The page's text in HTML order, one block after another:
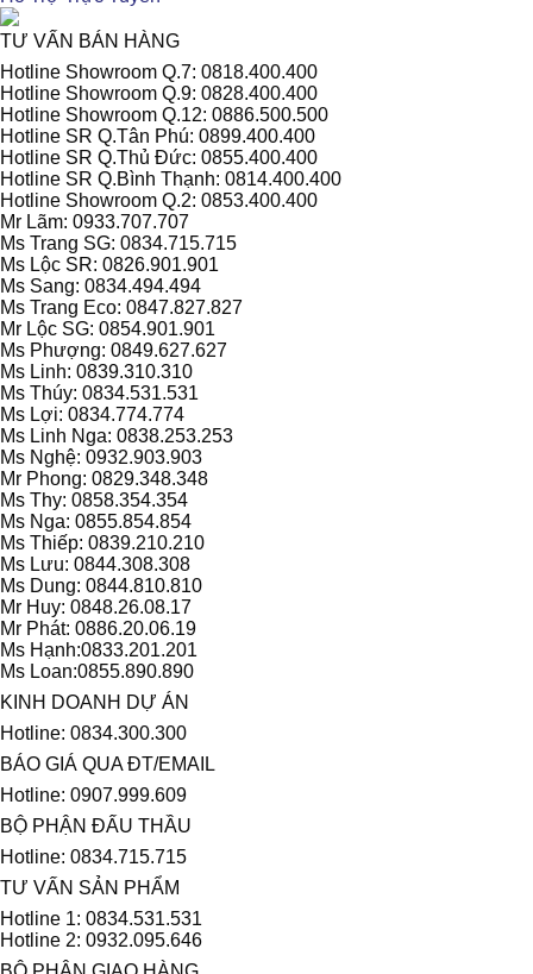
TƯ VẤN BÁN HÀNG
Hotline Showroom Q.7: 0818.400.400
Hotline Showroom Q.9: 0828.400.400
Hotline Showroom Q.12: 0886.500.500
Hotline SR Q.Tân Phú: 0899.400.400
Hotline SR Q.Thủ Đức: 0855.400.400
Hotline SR Q.Bình Thạnh: 0814.400.400
Hotline Showroom Q.2: 0853.400.400
Mr Lãm: 0933.707.707
Ms Trang SG: 0834.715.715
Ms Lộc SR: 0826.901.901
Ms Sang: 0834.494.494
Ms Trang Eco: 0847.827.827
Mr Lộc SG: 0854.901.901
Ms Phượng: 0849.627.627
Ms Linh: 0839.310.310
Ms Thúy: 0834.531.531
Ms Lợi: 0834.774.774
Ms Linh Nga: 0838.253.253
Ms Nghệ: 0932.903.903
Mr Phong: 0829.348.348
Ms Thy: 0858.354.354
Ms Nga: 0855.854.854
Ms Thiếp: 0839.210.210
Ms Lưu: 0844.308.308
Ms Dung: 0844.810.810
Mr Huy: 0848.26.08.17
Mr Phát: 0886.20.06.19
Ms Hạnh:0833.201.201
Ms Loan:0855.890.890
KINH DOANH DỰ ÁN
Hotline: 0834.300.300
BÁO GIÁ QUA ĐT/EMAIL
Hotline: 0907.999.609
BỘ PHẬN ĐẤU THẦU
Hotline: 0834.715.715
TƯ VẤN SẢN PHẨM
Hotline 1: 0834.531.531
Hotline 2: 0932.095.646